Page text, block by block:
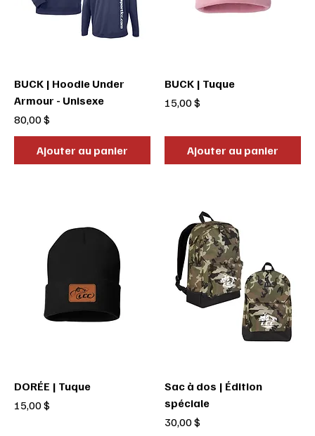
BUCK | Hoodie Under
Armour - Unisexe
Prix
80,00 $
Ajouter au panier
BUCK | Tuque
Prix
15,00 $
Ajouter au panier
DORÉE | Tuque
Prix
15,00 $
Sac à dos | Édition
spéciale
Prix
30,00 $